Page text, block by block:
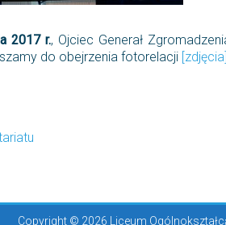
2017 r., Ojciec Generał
do obejrzenia fotorelacji [zdjęcia]
Copyright © 2026 Liceum